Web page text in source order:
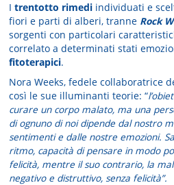
Itrentotto rimedi individuati e
fiori e parti di alberi, tranne Rock
sorgenti con particolari
correlato a determinati stati
fitoterapici.
Nora Weeks, fedele collaboratrice
così le sue illuminanti teorie: “
curare un corpo malato, ma una
di ognuno di noi dipende dal nostro
sentimenti e dalle nostre emozioni.
ritmo, capacità di pensare in modo
felicità, mentre il suo contrario, la
negativo e distruttivo, senza felicità”.